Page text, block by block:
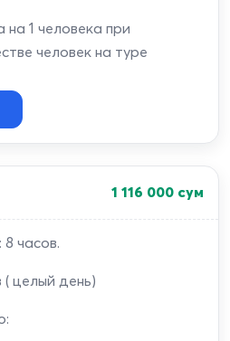
1 человека при
человек на туре
1 116 000 сум
часов.
целый день)